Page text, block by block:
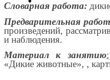
Словарная работа:
Предварительная
произведений,
и наблюдения.
Материал к занятию:
«Дикие животные», ,